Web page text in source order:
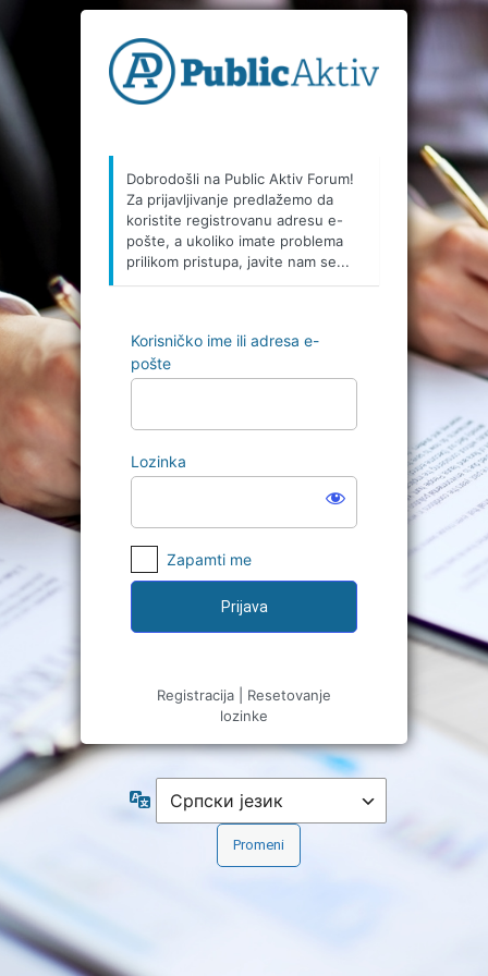
Prijava
Dobrodošli na Public Aktiv Forum!
Za prijavljivanje predlažemo da
koristite registrovanu adresu e-
pošte, a ukoliko imate problema
prilikom pristupa, javite nam se...
Korisničko ime ili adresa e-
pošte
Lozinka
Zapamti me
Registracija
Resetovanje
lozinke
Jezik